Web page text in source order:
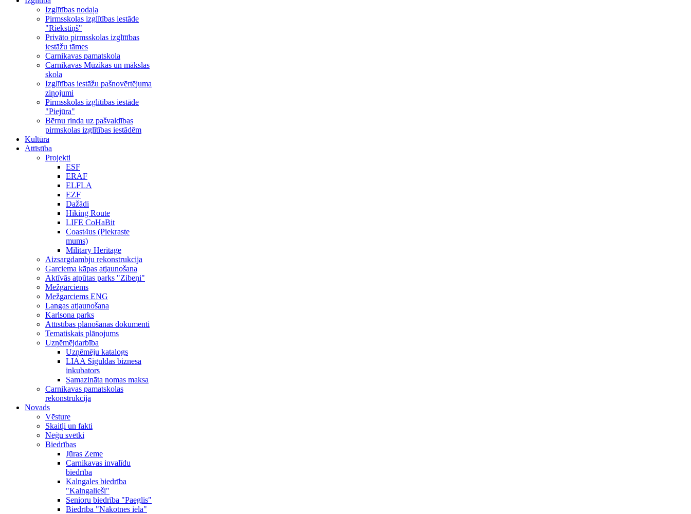
Izglītības nodaļa
Pirmsskolas izglītības iestāde
"Riekstiņš"
Privāto pirmsskolas izglītības
iestāžu tāmes
Carnikavas pamatskola
Carnikavas Mūzikas un mākslas
skola
Izglītības iestāžu pašnovērtējuma
ziņojumi
Pirmsskolas izglītības iestāde
"Piejūra"
Bērnu rinda uz pašvaldības
pirmskolas izglītības iestādēm
Kultūra
Attīstība
Projekti
ESF
ERAF
ELFLA
EZF
Dažādi
Hiking Route
LIFE CoHaBit
Coast4us (Piekraste
mums)
Military Heritage
Aizsargdambju rekonstrukcija
Garciema kāpas atjaunošana
Aktīvās atpūtas parks "Zibeņi"
Mežgarciems
Mežgarciems ENG
Langas atjaunošana
Karlsona parks
Attīstības plānošanas dokumenti
Tematiskais plānojums
Uzņēmējdarbība
Uzņēmēju katalogs
LIAA Siguldas biznesa
inkubators
Samazināta nomas maksa
Carnikavas pamatskolas
rekonstrukcija
Novads
Vēsture
Skaitļi un fakti
Nēģu svētki
Biedrības
Jūras Zeme
Carnikavas invalīdu
biedrība
Kalngales biedrība
"Kalngalieši"
Senioru biedrība "Paeglis"
Biedrība "Nākotnes iela"